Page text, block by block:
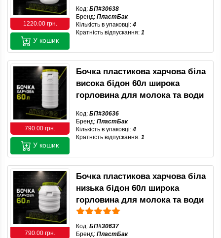
1220.00 грн.
Код: БП#30638
Бренд: ПластБак
Кількість в упаковці: 4
Кратність відпускання: 1
У кошик
790.00 грн.
Бочка пластикова харчова біла
висока бідон 60л широка
горловина для молока та води
Код: БП#30636
Бренд: ПластБак
Кількість в упаковці: 4
Кратність відпускання: 1
У кошик
790.00 грн.
Бочка пластикова харчова біла
низька бідон 60л широка
горловина для молока та води
Код: БП#30637
Бренд: ПластБак